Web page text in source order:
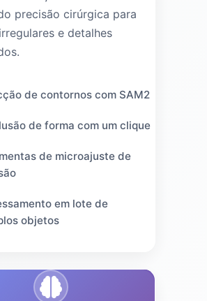
precisão cirúrgica para
e detalhes
de contornos com SAM2
de forma com um clique
de microajuste de
em lote de
objetos